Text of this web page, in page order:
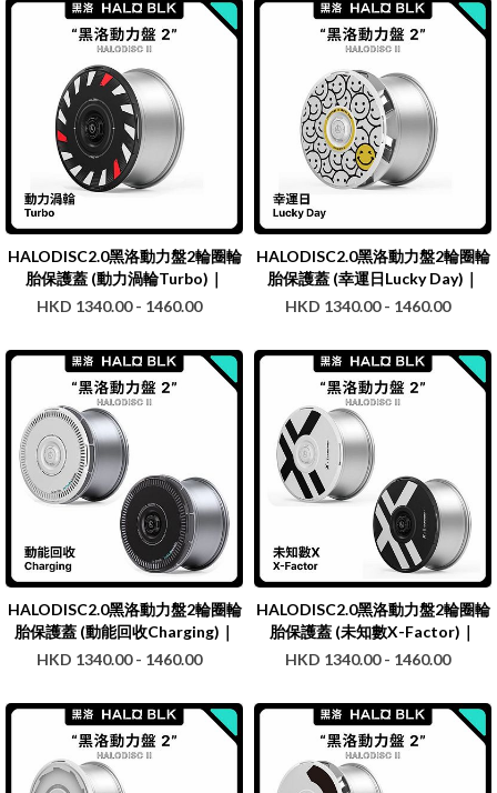
HALODISC2.0黑洛動力盤2輪圈輪
胎保護蓋 (動力渦輪Turbo)｜
HALOBLK
HKD 1340.00 - 1460.00
HALODISC2.0黑洛動力盤2輪圈輪
胎保護蓋 (幸運日Lucky Day)｜
HALOBLK
HKD 1340.00 - 1460.00
HALODISC2.0黑洛動力盤2輪圈輪
胎保護蓋 (動能回收Charging)｜
HALOBLK
HKD 1340.00 - 1460.00
HALODISC2.0黑洛動力盤2輪圈輪
胎保護蓋 (未知數X-Factor)｜
HALOBLK
HKD 1340.00 - 1460.00